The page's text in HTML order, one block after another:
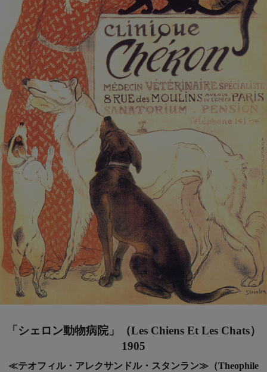
「シェロン動物病院」（Les Chiens Et Les Chats）
1905
≪テオフィル・アレクサンドル・スタンラン≫（Theophile